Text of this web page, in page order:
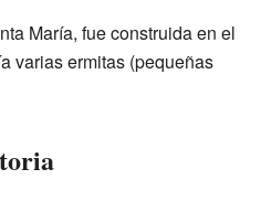
María, fue construida en el
varias ermitas (pequeñas